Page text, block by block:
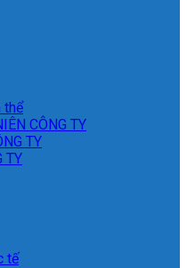
thể
CÔNG TY
TY
TY
tế